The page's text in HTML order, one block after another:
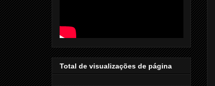
Total de visualizações de página